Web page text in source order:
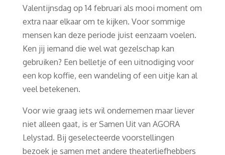
Valentijnsdag op 14 februari als mooi moment om
extra naar elkaar om te kijken. Voor sommige
mensen kan deze periode juist eenzaam voelen.
Ken jij iemand die wel wat gezelschap kan
gebruiken? Een belletje of een uitnodiging voor
een kop koffie, een wandeling of een uitje kan al
veel betekenen.
Voor wie graag iets wil ondernemen maar liever
niet alleen gaat, is er Samen Uit van AGORA
Lelystad. Bij geselecteerde voorstellingen
bezoek je samen met andere theaterliefhebbers